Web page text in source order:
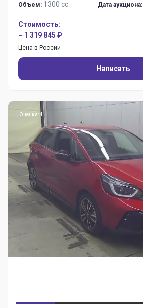
Объем: 1300 сс Дата аукциона:
Стоимость:
~ 1 319 845 ₽
Цена в России
Написать
Оценка: 4